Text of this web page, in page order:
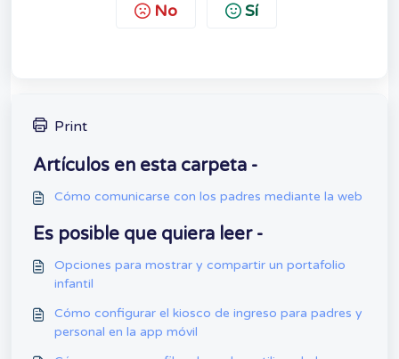
No Sí
Print
Artículos en esta carpeta -
Cómo comunicarse con los padres mediante la web
Es posible que quiera leer -
Opciones para mostrar y compartir un portafolio
infantil
Cómo configurar el kiosco de ingreso para padres y
personal en la app móvil